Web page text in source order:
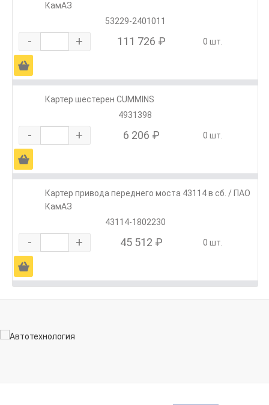
КамАЗ
53229-2401011
- + 111 726 ₽ 0 шт.
Ä
Картер шестерен CUMMINS
4931398
- + 6 206 ₽ 0 шт.
Ä
Картер привода переднего моста 43114 в сб. / ПАО
КамАЗ
43114-1802230
- + 45 512 ₽ 0 шт.
Ä